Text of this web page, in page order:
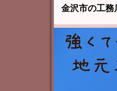
金沢市の工務